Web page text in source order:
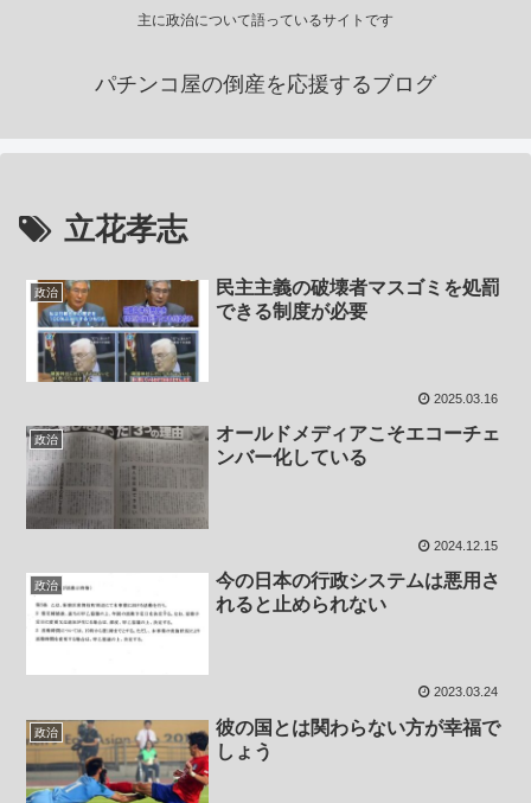
主に政治について語っているサイトです
パチンコ屋の倒産を応援するブログ
立花孝志
政治
民主主義の破壊者マスゴミを処罰
できる制度が必要
2025.03.16
政治
オールドメディアこそエコーチェ
ンバー化している
2024.12.15
政治
今の日本の行政システムは悪用さ
れると止められない
2023.03.24
政治
彼の国とは関わらない方が幸福で
しょう